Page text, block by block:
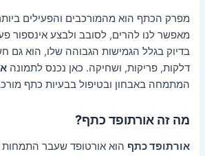
מפרק הכתף הוא מהמורכבים והפעילים
מאפשר לנו להרים, לסובב ולבצע אינספור
בדיוק בגלל הגמישות הגבוהה שלו, הוא גם
דלקות, פריקות, ושחיקה. כאן נכנס לתמונה
המתמחה באבחון ובטיפול בבעיות כתף
מה זה אורתופד כתף?
אורתופד כתף הוא אורטופד שעבר התמחות